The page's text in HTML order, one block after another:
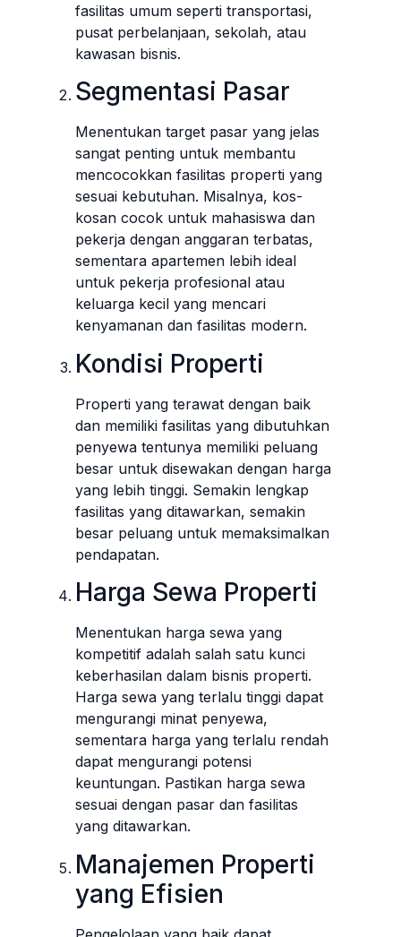
fasilitas umum seperti transportasi,
pusat perbelanjaan, sekolah, atau
kawasan bisnis.
Segmentasi Pasar
Menentukan target pasar yang jelas
sangat penting untuk membantu
mencocokkan fasilitas properti yang
sesuai kebutuhan. Misalnya, kos-
kosan cocok untuk mahasiswa dan
pekerja dengan anggaran terbatas,
sementara apartemen lebih ideal
untuk pekerja profesional atau
keluarga kecil yang mencari
kenyamanan dan fasilitas modern.
Kondisi Properti
Properti yang terawat dengan baik
dan memiliki fasilitas yang dibutuhkan
penyewa tentunya memiliki peluang
besar untuk disewakan dengan harga
yang lebih tinggi. Semakin lengkap
fasilitas yang ditawarkan, semakin
besar peluang untuk memaksimalkan
pendapatan.
Harga Sewa Properti
Menentukan harga sewa yang
kompetitif adalah salah satu kunci
keberhasilan dalam bisnis properti.
Harga sewa yang terlalu tinggi dapat
mengurangi minat penyewa,
sementara harga yang terlalu rendah
dapat mengurangi potensi
keuntungan. Pastikan harga sewa
sesuai dengan pasar dan fasilitas
yang ditawarkan.
Manajemen Properti
yang Efisien